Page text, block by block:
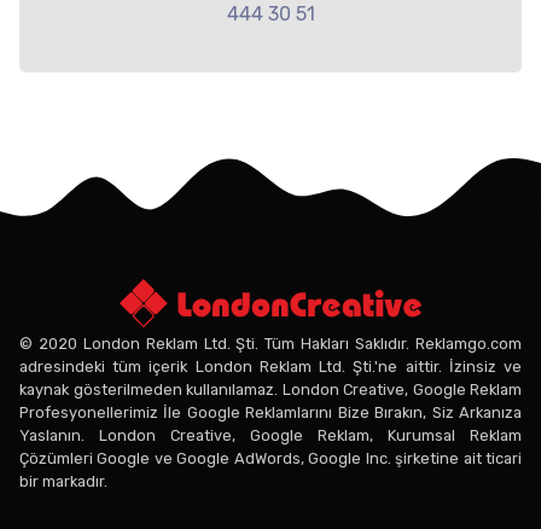
444 30 51
© 2020 London Reklam Ltd. Şti. Tüm Hakları Saklıdır. Reklamgo.com
adresindeki tüm içerik London Reklam Ltd. Şti.'ne aittir. İzinsiz ve
kaynak gösterilmeden kullanılamaz. London Creative, Google Reklam
Profesyonellerimiz İle Google Reklamlarını Bize Bırakın, Siz Arkanıza
Yaslanın. London Creative, Google Reklam, Kurumsal Reklam
Çözümleri Google ve Google AdWords, Google Inc. şirketine ait ticari
bir markadır.